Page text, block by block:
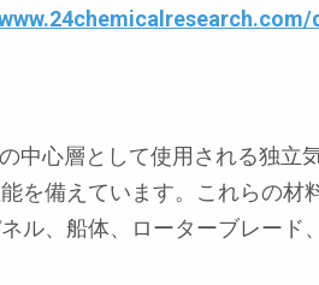
中心層として使用される独立
を備えています。これらの材
ル、船体、ローターブレード